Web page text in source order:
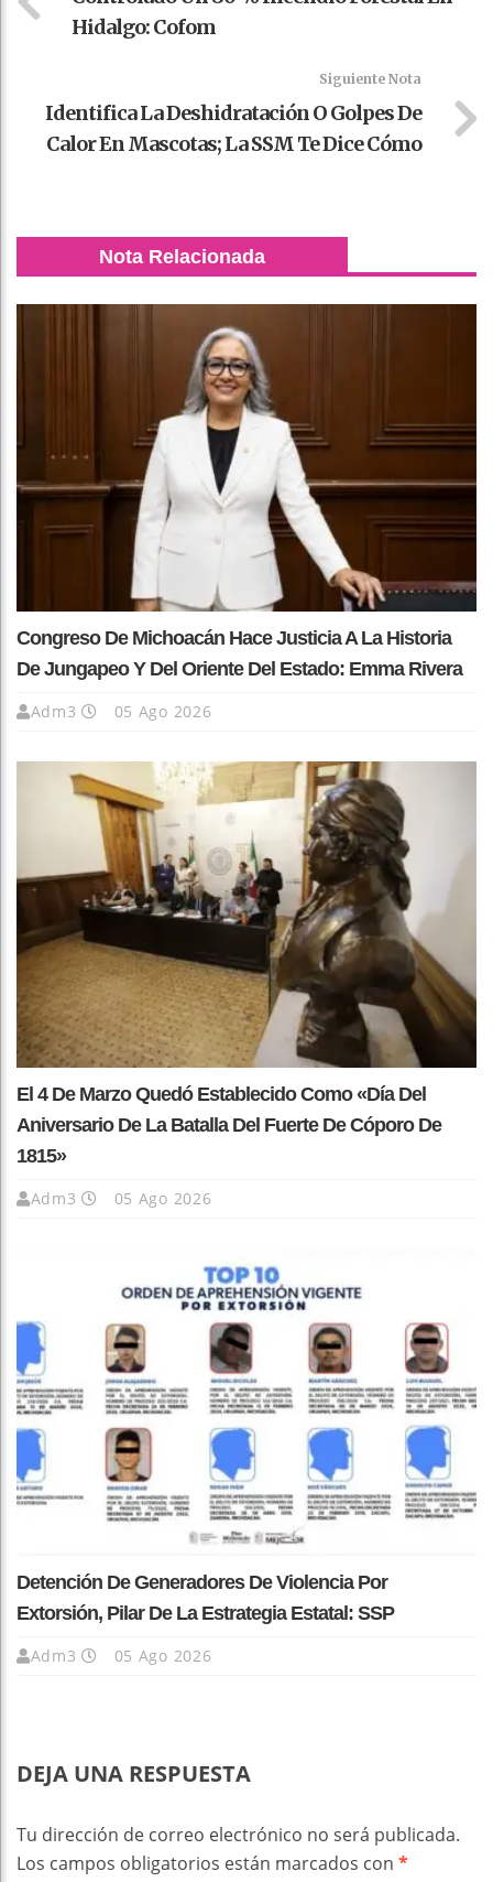
Hidalgo: Cofom
Siguiente Nota
Identifica La Deshidratación O Golpes De
Calor En Mascotas; La SSM Te Dice Cómo
Nota Relacionada
Congreso De Michoacán Hace Justicia A La Historia
De Jungapeo Y Del Oriente Del Estado: Emma Rivera
Adm3 05 Ago 2026
El 4 De Marzo Quedó Establecido Como «Día Del
Aniversario De La Batalla Del Fuerte De Cóporo De
1815»
Adm3 05 Ago 2026
Detención De Generadores De Violencia Por
Extorsión, Pilar De La Estrategia Estatal: SSP
Adm3 05 Ago 2026
DEJA UNA RESPUESTA
Tu dirección de correo electrónico no será publicada.
Los campos obligatorios están marcados con *